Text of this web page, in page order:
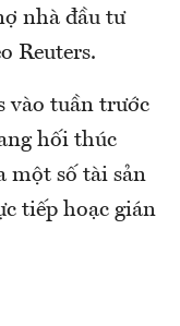
nhà đầu tư
Reuters.
vào tuần trước
hối thúc
một số tài sản
tiếp hoạc gián